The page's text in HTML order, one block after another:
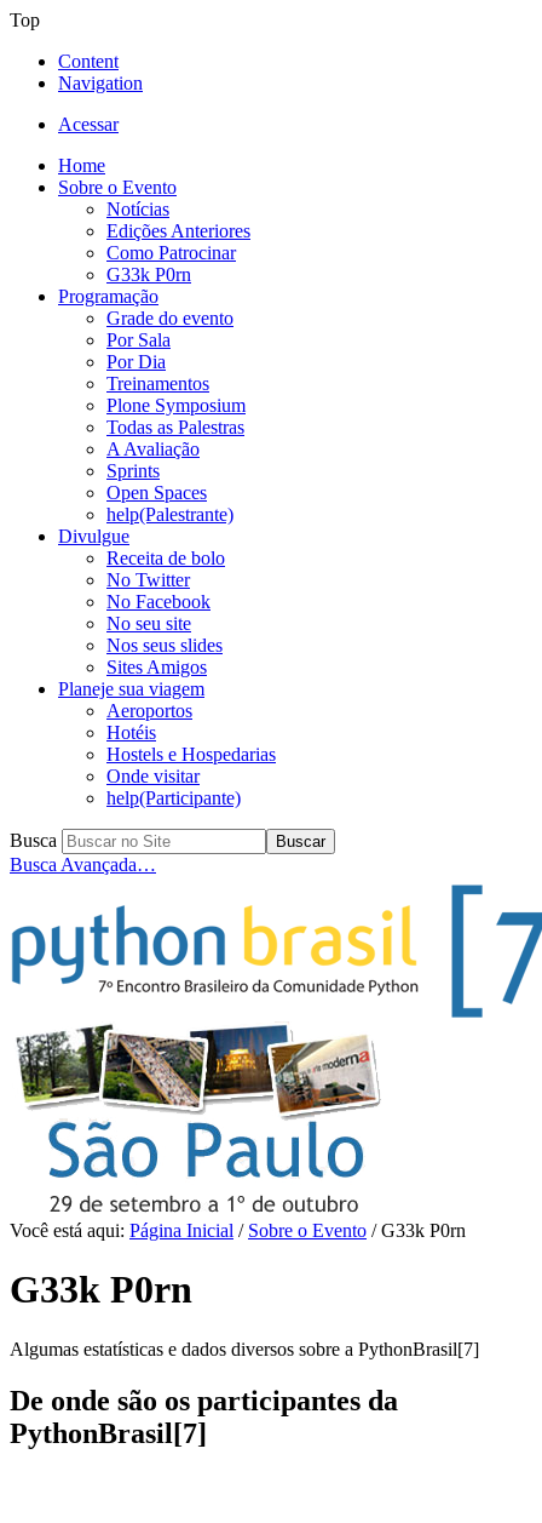
Top
Content
Navigation
Acessar
Home
Sobre o Evento
Notícias
Edições Anteriores
Como Patrocinar
G33k P0rn
Programação
Grade do evento
Por Sala
Por Dia
Treinamentos
Plone Symposium
Todas as Palestras
A Avaliação
Sprints
Open Spaces
help(Palestrante)
Divulgue
Receita de bolo
No Twitter
No Facebook
No seu site
Nos seus slides
Sites Amigos
Planeje sua viagem
Aeroportos
Hotéis
Hostels e Hospedarias
Onde visitar
help(Participante)
Busca
Busca Avançada…
Você está aqui: Página Inicial / Sobre o Evento /G33k P0rn
G33k P0rn
Algumas estatísticas e dados diversos sobre a PythonBrasil[7]
De onde são os participantes da
PythonBrasil[7]